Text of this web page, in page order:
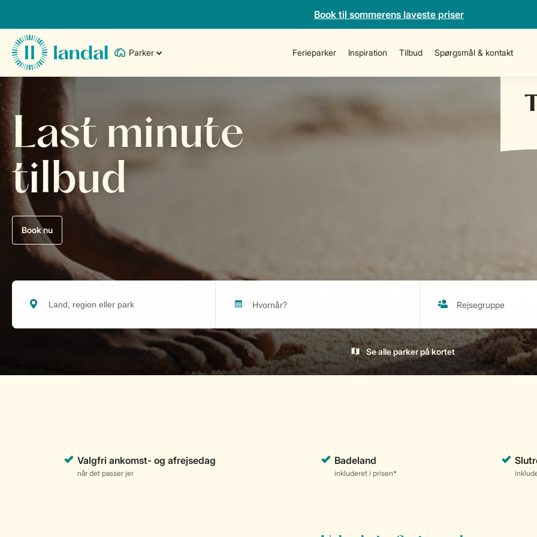
Book til sommerens laveste priser
Parker Ferieparker Inspiration Tilbud Spørgsmål & kontakt
Last minute
tilbud
Book nu
Se alle parker på kortet